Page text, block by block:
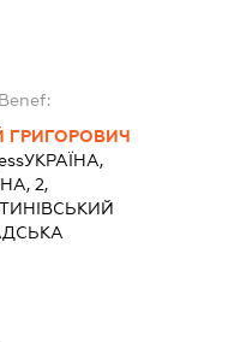
ГРИГОРОВИЧ
УКРАЇНА,
2,